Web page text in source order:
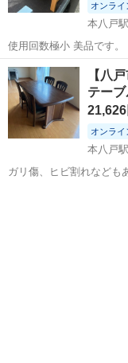
オンライ
本八戸駅
使用回数極小 美品です。
青森 八戸市 本
【八
テー
21,626
オンライ
本八戸駅
ガリ傷、ヒビ割れなども